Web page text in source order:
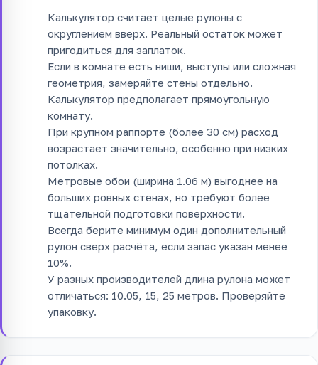
Калькулятор считает целые рулоны с
округлением вверх. Реальный остаток может
пригодиться для заплаток.
Если в комнате есть ниши, выступы или сложная
геометрия, замеряйте стены отдельно.
Калькулятор предполагает прямоугольную
комнату.
При крупном раппорте (более 30 см) расход
возрастает значительно, особенно при низких
потолках.
Метровые обои (ширина 1.06 м) выгоднее на
больших ровных стенах, но требуют более
тщательной подготовки поверхности.
Всегда берите минимум один дополнительный
рулон сверх расчёта, если запас указан менее
10%.
У разных производителей длина рулона может
отличаться: 10.05, 15, 25 метров. Проверяйте
упаковку.